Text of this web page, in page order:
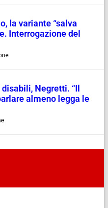
la variante “salva
Interrogazione del
Negretti. “Il
almeno legga le